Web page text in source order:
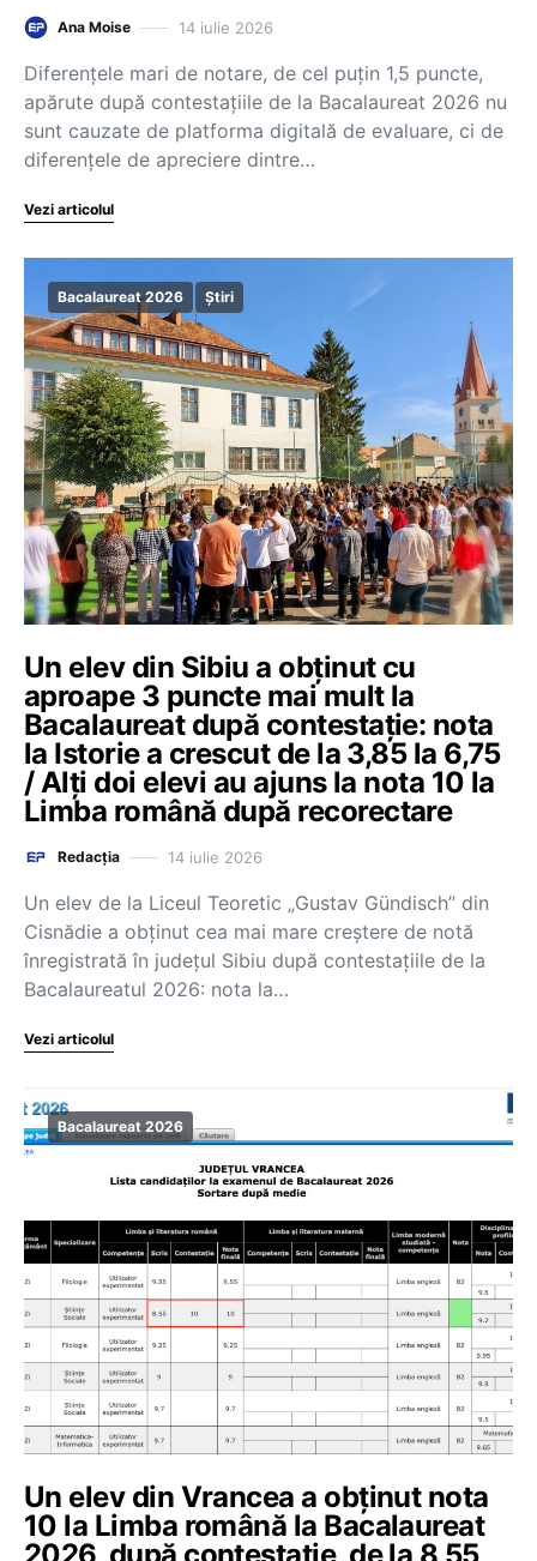
Ana Moise 14 iulie 2026
Diferențele mari de notare, de cel puțin 1,5 puncte,
apărute după contestațiile de la Bacalaureat 2026 nu
sunt cauzate de platforma digitală de evaluare, ci de
diferențele de apreciere dintre…
Vezi articolul
Bacalaureat 2026 Știri
Un elev din Sibiu a obținut cu
aproape 3 puncte mai mult la
Bacalaureat după contestație: nota
la Istorie a crescut de la 3,85 la 6,75
/ Alți doi elevi au ajuns la nota 10 la
Limba română după recorectare
Redacția 14 iulie 2026
Un elev de la Liceul Teoretic „Gustav Gündisch” din
Cisnădie a obținut cea mai mare creștere de notă
înregistrată în județul Sibiu după contestațiile de la
Bacalaureatul 2026: nota la…
Vezi articolul
Bacalaureat 2026
Un elev din Vrancea a obținut nota
10 la Limba română la Bacalaureat